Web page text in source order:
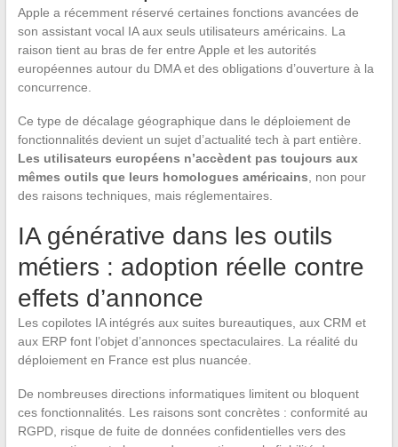
Apple a récemment réservé certaines fonctions avancées de
son assistant vocal IA aux seuls utilisateurs américains. La
raison tient au bras de fer entre Apple et les autorités
européennes autour du DMA et des obligations d’ouverture à la
concurrence.
Ce type de décalage géographique dans le déploiement de
fonctionnalités devient un sujet d’actualité tech à part entière.
Les utilisateurs européens n’accèdent pas toujours aux
mêmes outils que leurs homologues américains, non pour
des raisons techniques, mais réglementaires.
IA générative dans les outils
métiers : adoption réelle contre
effets d’annonce
Les copilotes IA intégrés aux suites bureautiques, aux CRM et
aux ERP font l’objet d’annonces spectaculaires. La réalité du
déploiement en France est plus nuancée.
De nombreuses directions informatiques limitent ou bloquent
ces fonctionnalités. Les raisons sont concrètes : conformité au
RGPD, risque de fuite de données confidentielles vers des